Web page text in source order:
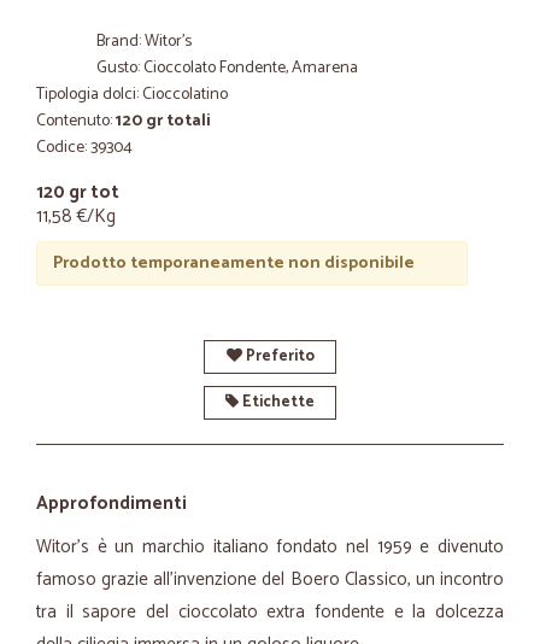
Brand: Witor's
Gusto: Cioccolato Fondente, Amarena
Tipologia dolci: Cioccolatino
Contenuto:120 gr totali
Codice: 39304
120 gr tot
11,58 €/Kg
Prodotto temporaneamente non disponibile
Preferito
Etichette
Approfondimenti
Witor's è un marchio italiano fondato nel 1959 e divenuto
famoso grazie all'invenzione del Boero Classico, un incontro
tra il sapore del cioccolato extra fondente e la dolcezza